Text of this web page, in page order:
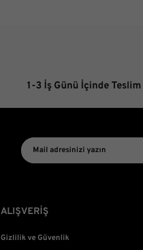
1-3 İş Günü İçinde Teslim
ALIŞVERİŞ
Gizlilik ve Güvenlik